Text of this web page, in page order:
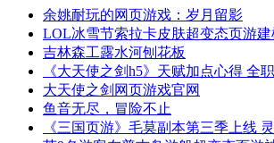
余姚耐玩的网页游戏：岁月留影
LOL冰雪节索拉卡皮肤超变态页游
吉林森工露水河刨花板
《大天使之剑h5》天赋加点心得 全
大天使之剑网页游戏官网
鱼音无尽，冒险不止
《三国页游》毛莫副本第三季上线